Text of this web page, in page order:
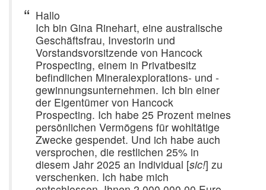
Hallo
Ich bin Gina Rinehart, eine australische
Geschäftsfrau, Investorin und
Vorstandsvorsitzende von Hancock
Prospecting, einem in Privatbesitz
befindlichen Mineralexplorations- und -
gewinnungsunternehmen. Ich bin einer
der Eigentümer von Hancock
Prospecting. Ich habe 25 Prozent meines
persönlichen Vermögens für wohltätige
Zwecke gespendet. Und ich habe auch
versprochen, die restlichen 25% in
diesem Jahr 2025 an Individual [sic!] zu
verschenken. Ich habe mich